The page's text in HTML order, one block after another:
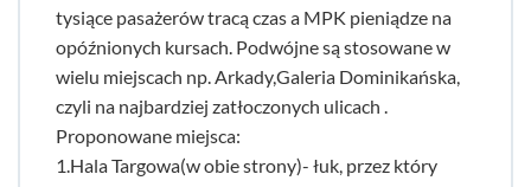
tysiące pasażerów tracą czas a MPK pieniądze na
opóźnionych kursach. Podwójne są stosowane w
wielu miejscach np. Arkady,Galeria Dominikańska,
czyli na najbardziej zatłoczonych ulicach .
Proponowane miejsca:
1.Hala Targowa(w obie strony)- łuk, przez który